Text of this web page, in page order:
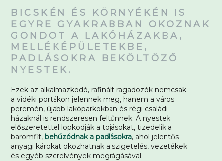
BICSKÉN ÉS KÖRNYÉKÉN IS
EGYRE GYAKRABBAN OKOZNAK
GONDOT A LAKÓHÁZAKBA,
MELLÉKÉPÜLETEKBE,
PADLÁSOKRA BEKÖLTÖZŐ
NYESTEK.
Ezek az alkalmazkodó, rafinált ragadozók nemcsak
a vidéki portákon jelennek meg, hanem a város
peremén, újabb lakóparkokban és régi családi
házaknál is rendszeresen feltűnnek. A nyestek
előszeretettel lopkodják a tojásokat, tizedelik a
baromfit,behúzódnak a padlásokra, ahol jelentős
anyagi károkat okozhatnak a szigetelés, vezetékek
és egyéb szerelvények megrágásával.